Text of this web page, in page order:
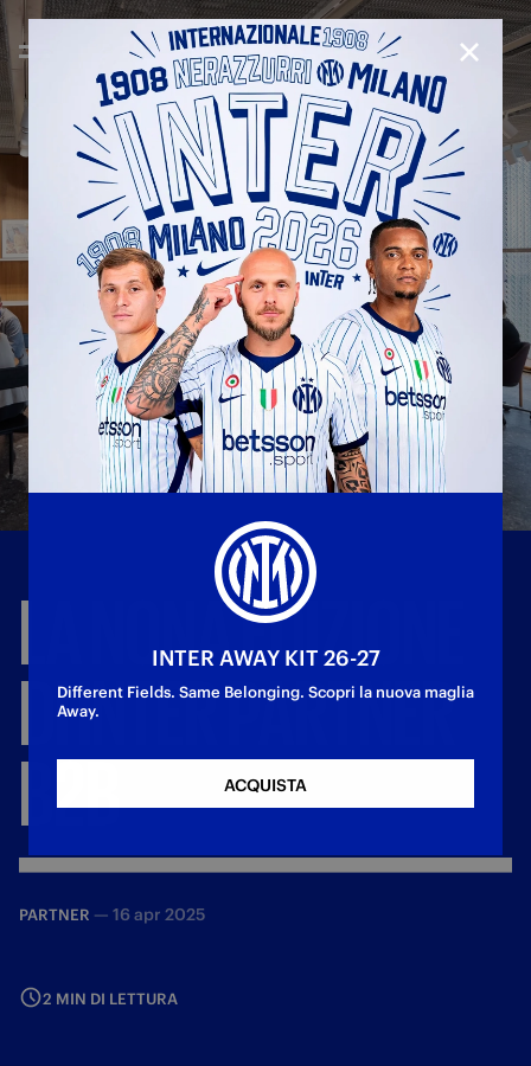
LA NONAEDIZIONE
DIINTERPARTNER
B2B
PARTNER — 16 apr 2025
2 MIN DI LETTURA
INTER AWAY KIT 26-27
Different Fields. Same Belonging. Scopri la nuova maglia
Away.
ACQUISTA